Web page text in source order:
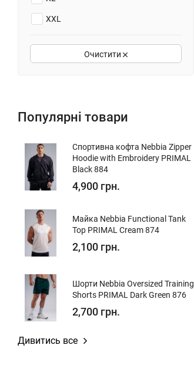
XXL
Очистити
Популярні товари
Спортивна кофта Nebbia Zipper
Hoodie with Embroidery PRIMAL
Black 884
4,900 грн.
Майка Nebbia Functional Tank
Top PRIMAL Cream 874
2,100 грн.
Шорти Nebbia Oversized Training
Shorts PRIMAL Dark Green 876
2,700 грн.
Дивитись все